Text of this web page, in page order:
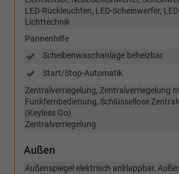
LED-Rückleuchten, LED-Scheinwerfer,
Lichttechnik
Pannenhilfe
Scheibenwaschanlage beheizbar
Start/Stop-Automatik
Zentralverriegelung, Zentralverriegelung
Funkfernbedienung, Schlüssellose
(Keyless Go)
Zentralverriegelung
Außen
Außenspiegel elektrisch anklappbar,